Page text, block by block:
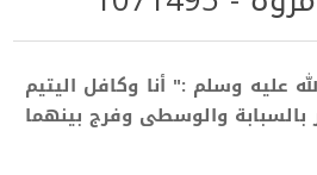
عليه وسلم :" أنا وكافل اليتيم
والوسطى وفرج بينهما